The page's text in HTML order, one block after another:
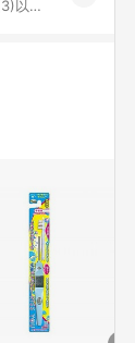
以下
網站